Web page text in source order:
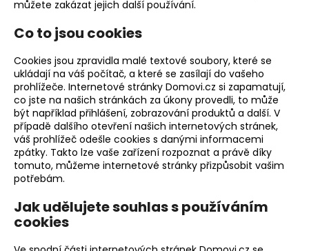
můžete zakázat jejich další používání.
Co to jsou cookies
Cookies jsou zpravidla malé textové soubory, které se
ukládají na váš počítač, a které se zasílají do vašeho
prohlížeče. Internetové stránky Domovi.cz si zapamatují,
co jste na našich stránkách za úkony provedli, to může
být například přihlášení, zobrazování produktů a další. V
případě dalšího otevření našich internetových stránek,
váš prohlížeč odešle cookies s danými informacemi
zpátky. Takto lze vaše zařízení rozpoznat a právě díky
tomuto, můžeme internetové stránky přizpůsobit vašim
potřebám.
Jak udělujete souhlas s používáním
cookies
b
u
j
e
t
e
n
a
j
í
t
?